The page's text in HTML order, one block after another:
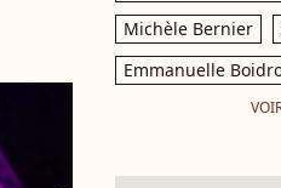
Michèle Bernier
Emmanuelle